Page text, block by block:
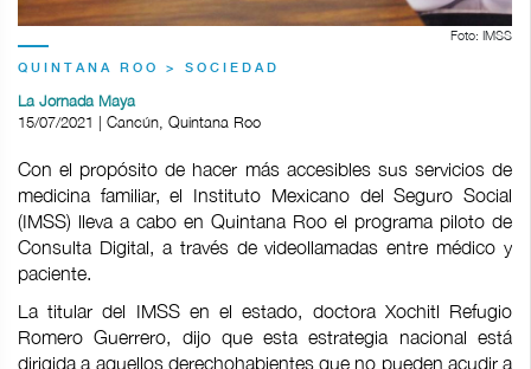
Foto: IMSS
QUINTANA ROO > SOCIEDAD
La Jornada Maya
15/07/2021 | Cancún, Quintana Roo
Con el propósito de hacer más accesibles sus servicios de
medicina familiar, el Instituto Mexicano del Seguro Social
(IMSS) lleva a cabo en Quintana Roo el programa piloto de
Consulta Digital, a través de videollamadas entre médico y
paciente.
La titular del IMSS en el estado, doctora Xochitl Refugio
Romero Guerrero, dijo que esta estrategia nacional está
dirigida a aquellos derechohabientes que no pueden acudir a